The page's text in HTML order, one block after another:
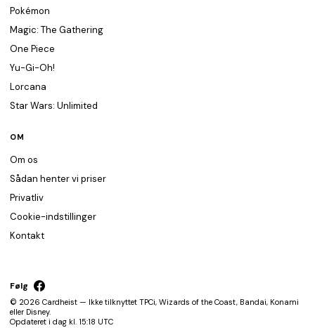
Pokémon
Magic: The Gathering
One Piece
Yu-Gi-Oh!
Lorcana
Star Wars: Unlimited
OM
Om os
Sådan henter vi priser
Privatliv
Cookie-indstillinger
Kontakt
Følg
© 2026 Cardheist — Ikke tilknyttet TPCi, Wizards of the Coast, Bandai, Konami
eller Disney.
Opdateret i dag kl. 15:18 UTC